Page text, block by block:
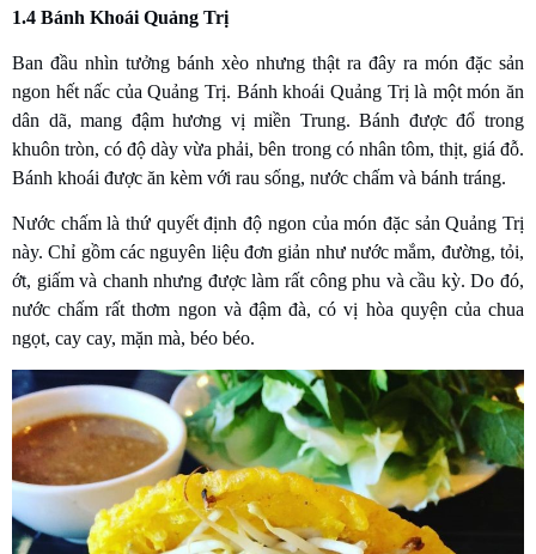
1.4 Bánh Khoái Quảng Trị
Ban đầu nhìn tưởng bánh xèo nhưng thật ra đây ra món đặc sản
ngon hết nấc của Quảng Trị. Bánh khoái Quảng Trị là một món ăn
dân dã, mang đậm hương vị miền Trung. Bánh được đổ trong
khuôn tròn, có độ dày vừa phải, bên trong có nhân tôm, thịt, giá đỗ.
Bánh khoái được ăn kèm với rau sống, nước chấm và bánh tráng.
Nước chấm là thứ quyết định độ ngon của món đặc sản Quảng Trị
này. Chỉ gồm các nguyên liệu đơn giản như nước mắm, đường, tỏi,
ớt, giấm và chanh nhưng được làm rất công phu và cầu kỳ. Do đó,
nước chấm rất thơm ngon và đậm đà, có vị hòa quyện của chua
ngọt, cay cay, mặn mà, béo béo.